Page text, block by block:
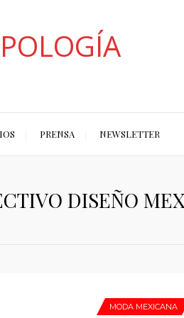
PRENSA NEWSLETTER
DISEÑO
MODA MEXICANA